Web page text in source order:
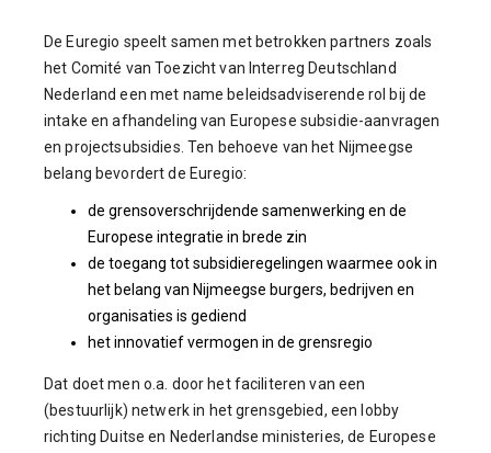
De Euregio speelt samen met betrokken partners zoals
het Comité van Toezicht van Interreg Deutschland
Nederland een met name beleidsadviserende rol bij de
intake en afhandeling van Europese subsidie-aanvragen
en projectsubsidies. Ten behoeve van het Nijmeegse
belang bevordert de Euregio:
de grensoverschrijdende samenwerking en de
Europese integratie in brede zin
de toegang tot subsidieregelingen waarmee ook in
het belang van Nijmeegse burgers, bedrijven en
organisaties is gediend
het innovatief vermogen in de grensregio
Dat doet men o.a. door het faciliteren van een
(bestuurlijk) netwerk in het grensgebied, een lobby
richting Duitse en Nederlandse ministeries, de Europese